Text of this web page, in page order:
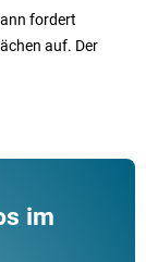
fordert
auf. Der
im